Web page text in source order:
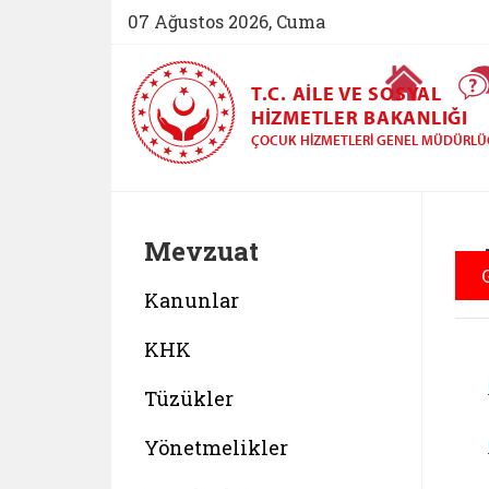
07 Ağustos 2026, Cuma
Ana Sayfa
T.C. AILE VE SOSYAL
HIZMETLER BAKANLIĞI
ÇOCUK HIZMETLERI GENEL
Mevzuat
Kanunlar
KHK
Tüzükler
Yönetmelikler